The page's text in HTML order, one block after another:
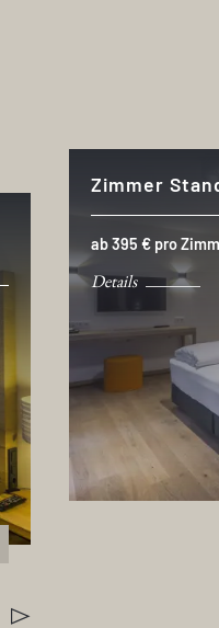
Zimmer
ab 395 € pro
Details